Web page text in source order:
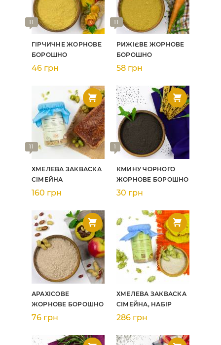
11
ГІРЧИЧНЕ ЖОРНОВЕ
БОРОШНО
46 грн
11
РИЖІЄВЕ ЖОРНОВЕ
БОРОШНО
58 грн
11
ХМЕЛЕВА ЗАКВАСКА
СІМЕЙНА
160 грн
1
КМИНУ ЧОРНОГО
ЖОРНОВЕ БОРОШНО
30 грн
АРАХІСОВЕ
ЖОРНОВЕ БОРОШНО
76 грн
ХМЕЛЕВА ЗАКВАСКА
СІМЕЙНА, НАБІР
286 грн